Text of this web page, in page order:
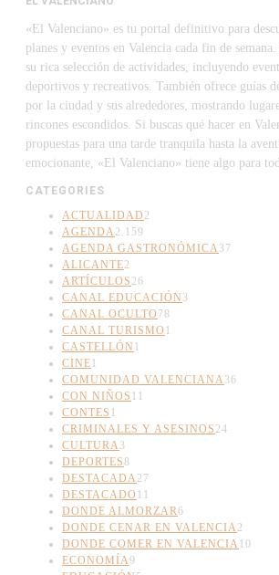
«El Valenciano» es tu portal definitivo para
planes y eventos en Valencia cada fin de
su rica selección de actividades, incluyendo
deportivos y recreativos. También ofrece guías
por la ciudad y sus alrededores, mostrando
rincones escondidos. Si buscas qué hacer en
propuestas para una tarde tranquila hasta la
emocionante, «El Valenciano» tiene algo para
CATEGORIES
ACTUALIDAD 2
AGENDA 2.159
AGENDA GASTRONÓMICA 37
ALICANTE2
ARTÍCULOS 26
CANAL EDUCACIÓN 3
CANAL OCULTO 78
CANAL TURISMO 1
CASTELLÓN 1
CINE1
COMUNIDAD VALENCIANA 36
CON NIÑOS 11
CONTES 1
CRIMINALES Y ASESINOS 24
CULTURA 3
DEPORTES8
DESTACADA 27
DESTACADO 11
DONDE ALMORZAR6
DONDE CENAR EN VALENCIA 2
DONDE COMER EN VALENCIA 10
ECONOMÍA9